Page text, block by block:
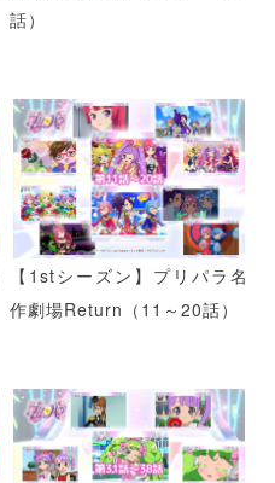
話）
【1stシーズン】プリパラ名
作劇場Return（11～20話）